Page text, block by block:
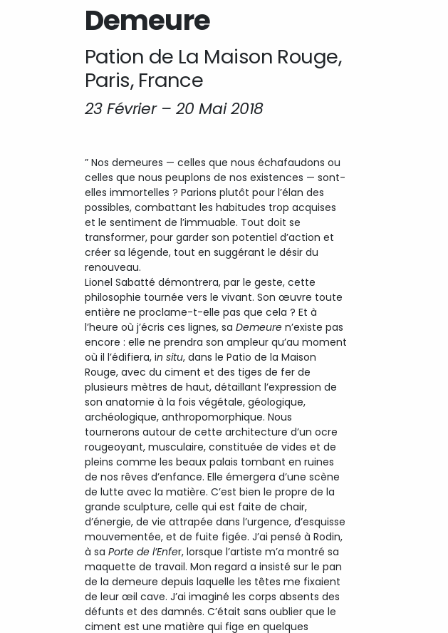
Demeure
Pation de La Maison Rouge,
Paris, France
23 Février – 20 Mai 2018
” Nos demeures — celles que nous échafaudons ou
celles que nous peuplons de nos existences — sont-
elles immortelles ? Parions plutôt pour l’élan des
possibles, combattant les habitudes trop acquises
et le sentiment de l’immuable. Tout doit se
transformer, pour garder son potentiel d’action et
créer sa légende, tout en suggérant le désir du
renouveau.
Lionel Sabatté démontrera, par le geste, cette
philosophie tournée vers le vivant. Son œuvre toute
entière ne proclame-t-elle pas que cela ? Et à
l’heure où j’écris ces lignes, sa Demeure n’existe pas
encore : elle ne prendra son ampleur qu’au moment
où il l’édifiera, in situ, dans le Patio de la Maison
Rouge, avec du ciment et des tiges de fer de
plusieurs mètres de haut, détaillant l’expression de
son anatomie à la fois végétale, géologique,
archéologique, anthropomorphique. Nous
tournerons autour de cette architecture d’un ocre
rougeoyant, musculaire, constituée de vides et de
pleins comme les beaux palais tombant en ruines
de nos rêves d’enfance. Elle émergera d’une scène
de lutte avec la matière. C’est bien le propre de la
grande sculpture, celle qui est faite de chair,
d’énergie, de vie attrapée dans l’urgence, d’esquisse
mouvementée, et de fuite figée. J’ai pensé à Rodin,
à sa Porte de l’Enfer, lorsque l’artiste m’a montré sa
maquette de travail. Mon regard a insisté sur le pan
de la demeure depuis laquelle les têtes me fixaient
de leur œil cave. J’ai imaginé les corps absents des
défunts et des damnés. C’était sans oublier que le
ciment est une matière qui fige en quelques